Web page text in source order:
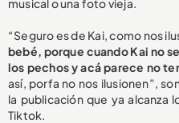
“Seguro es de Kai, como nos
bebé, porque cuando Kai no
los pechos y acá parece no
así, porfa no nos ilusionen”,
la publicación que ya
Tiktok.